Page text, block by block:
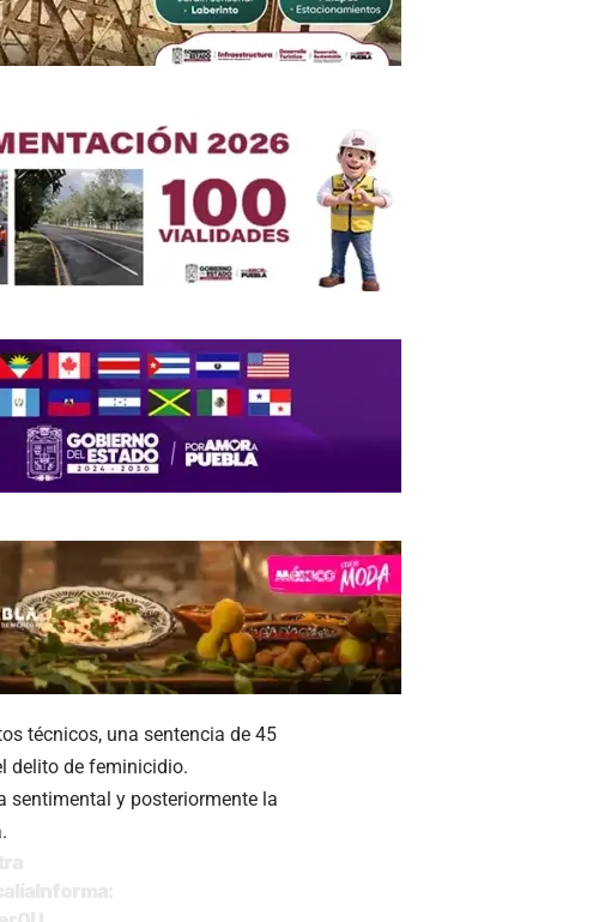
técnicos, una sentencia de 45
delito de feminicidio.
sentimental y posteriormente la